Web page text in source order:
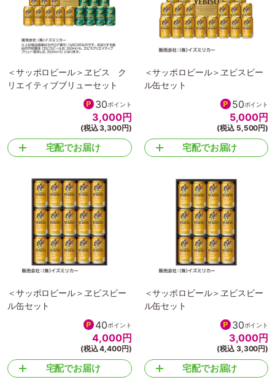
＜サッポロビール＞ヱビス ク
リエイティブブリューセット
30ポイント
3,000円
(税込 3,300円)
宅配でお届け
＜サッポロビール＞ヱビスビー
ル缶セット
50ポイント
5,000円
(税込 5,500円)
宅配でお届け
＜サッポロビール＞ヱビスビー
ル缶セット
40ポイント
4,000円
(税込 4,400円)
宅配でお届け
＜サッポロビール＞ヱビスビー
ル缶セット
30ポイント
3,000円
(税込 3,300円)
宅配でお届け